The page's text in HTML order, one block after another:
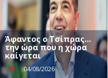
Άφαντος ο Τσίπρας…
την ώρα που η χώρα
καίγεται
04/08/2026